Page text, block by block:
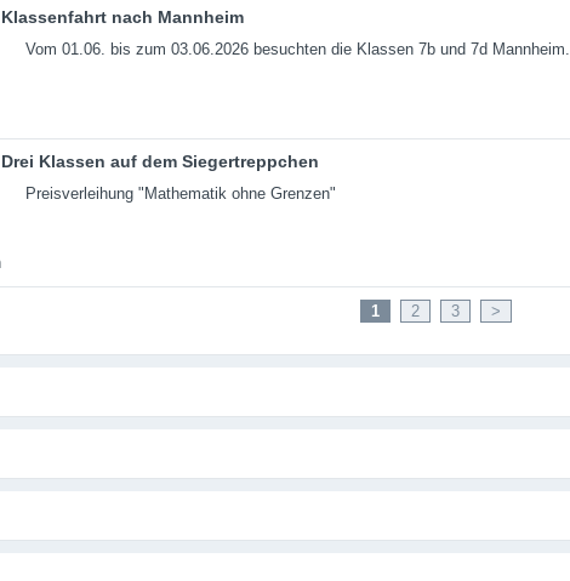
Klassenfahrt nach Mannheim
Vom 01.06. bis zum 03.06.2026 besuchten die Klassen 7b und 7d Mannheim.
Drei Klassen auf dem Siegertreppchen
Preisverleihung "Mathematik ohne Grenzen"
1 2 3 >